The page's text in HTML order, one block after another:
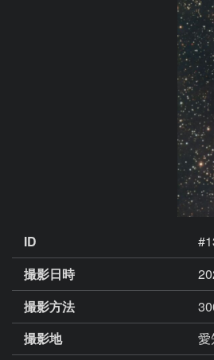
ID
撮影日時
撮影方法
撮影地
愛